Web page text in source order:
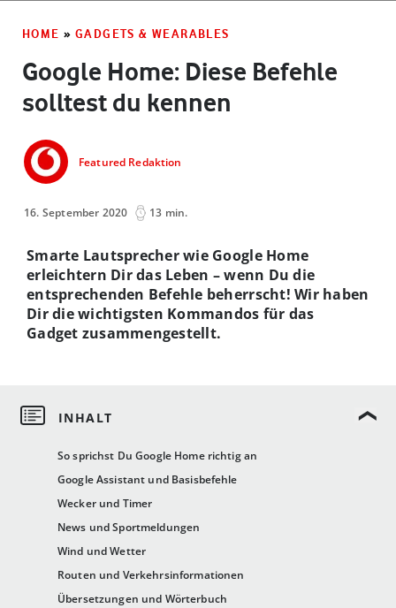
HOME » GADGETS & WEARABLES
Google Home: Diese Befehle
solltest du kennen
Featured Redaktion
16. September 2020 13 min.
So sprichst Du Google Home richtig an
Google Assistant und Basisbefehle
Wecker und Timer
News und Sportmeldungen
Wind und Wetter
Routen und Verkehrsinformationen
Übersetzungen und Wörterbuch
Smarte Lautsprecher wie Google Home
erleichtern Dir das Leben – wenn Du die
entsprechenden Befehle beherrscht! Wir haben
Dir die wichtigsten Kommandos für das
Gadget zusammengestellt.